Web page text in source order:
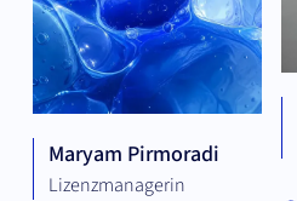
Maryam Pirmoradi
Lizenzmanagerin